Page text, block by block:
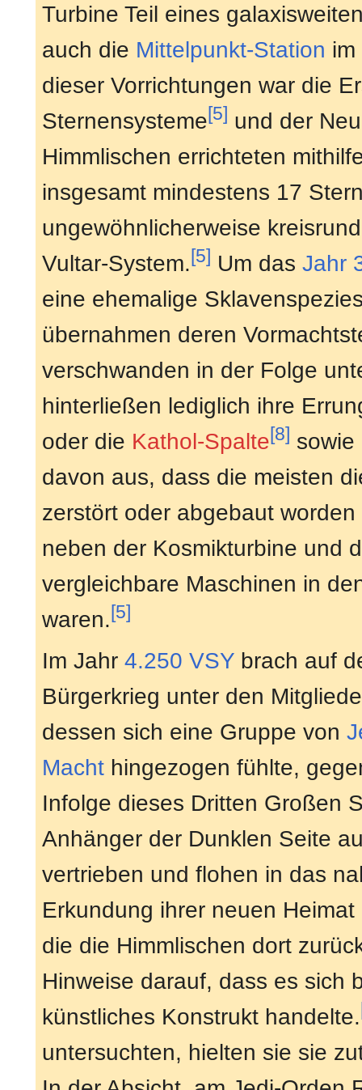
Turbine Teil eines
auch die Mittelpunkt-Station im
dieser Vorrichtungen war die
Sternensysteme[5] und der
Himmlischen errichteten
insgesamt mindestens 17
ungewöhnlicherweise
Vultar-System.[5] Um das Jahr
eine ehemalige
übernahmen deren
verschwanden in der Folge
hinterließen lediglich ihre
oder die Kathol-Spalte[8] sowie
davon aus, dass die meisten
zerstört oder abgebaut
neben der Kosmikturbine und
vergleichbare Maschinen in
waren.[5]
Im Jahr 4.250 VSY brach auf
Bürgerkrieg unter den
dessen sich eine Gruppe von
Macht hingezogen fühlte,
Infolge dieses Dritten Großen
Anhänger der Dunklen Seite
vertrieben und flohen in das
Erkundung ihrer neuen
die die Himmlischen dort
Hinweise darauf, dass es sich
künstliches Konstrukt handelte.
untersuchten, hielten sie sie